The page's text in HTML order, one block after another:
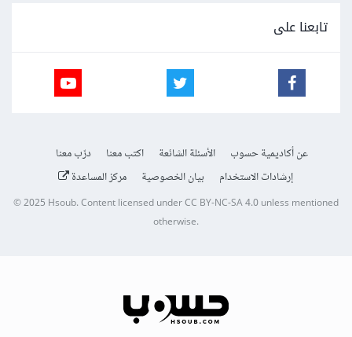
تابعنا على
عن أكاديمية حسوب الأسئلة الشائعة اكتب معنا
درّب معنا
إرشادات الاستخدام
بيان الخصوصية مركز المساعدة
© 2025Hsoub.Content licensed underCC BY-NC-SA 4.0unless mentioned
otherwise.